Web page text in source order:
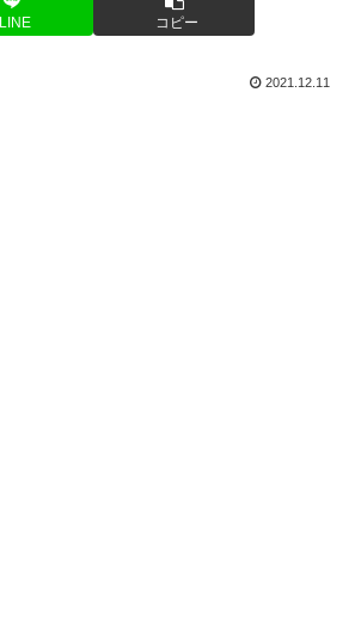
LINE コピー
2021.12.11